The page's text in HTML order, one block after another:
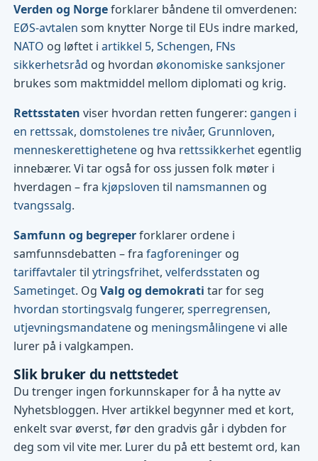
Verden og Norgeforklarer båndene til omverdenen:
EØS-avtalen som knytter Norge til EUs indre marked,
NATO og løftet iartikkel 5,Schengen, FNs
sikkerhetsråd og hvordan økonomiske sanksjoner
brukes som maktmiddel mellom diplomati og krig.
Rettsstaten viser hvordan retten fungerer: gangen i
en rettssak,domstolenes tre nivåer, Grunnloven,
menneskerettighetene og hva rettssikkerhet egentlig
innebærer. Vi tar også for oss jussen folk møter i
hverdagen – fra kjøpsloven til namsmannen og
tvangssalg.
Samfunn og begreperforklarer ordene i
samfunnsdebatten – frafagforeninger og
tariffavtalertilytringsfrihet,velferdsstaten og
Sametinget. OgValg og demokrati tar for seg
hvordan stortingsvalg fungerer,sperregrensen,
utjevningsmandatene og meningsmålingenevi alle
lurer på i valgkampen.
Slik bruker du nettstedet
Du trenger ingen forkunnskaper for å ha nytte av
Nyhetsbloggen. Hver artikkel begynner med et kort,
enkelt svar øverst, før den gradvis går i dybden for
deg som vil vite mer. Lurer du på ett bestemt ord, kan